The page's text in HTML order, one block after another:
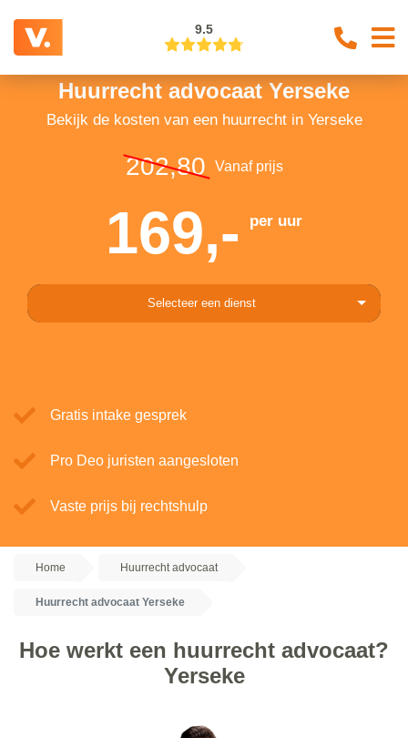
9.5
Huurrecht advocaat Yerseke
Bekijk de kosten van een huurrecht in Yerseke
202,80 Vanaf prijs
169,- per uur
Selecteer een dienst
Gratis intake gesprek
Pro Deo juristen aangesloten
Vaste prijs bij rechtshulp
Home Huurrecht advocaat
Huurrecht advocaat Yerseke
Hoe werkt een huurrecht advocaat?
Yerseke